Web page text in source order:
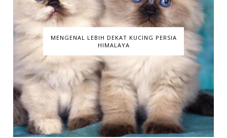
MENGENAL LEBIH DEKAT KUCING PERSIA
HIMALAYA